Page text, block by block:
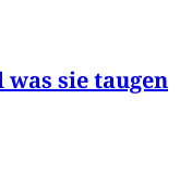
sie taugen